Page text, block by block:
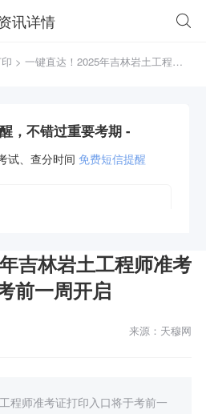
讯详情
，不错过重要考期 -
试、查分时间 免费短信提醒
获取验证码
吉林岩土工程师准考
前一周开启
来源：天穆网
程师准考证打印入口将于考前一